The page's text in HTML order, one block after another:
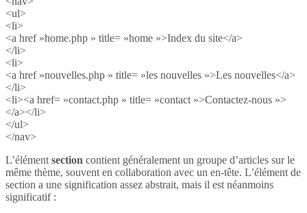
<ul>
<li>
<a href »home.php » title= »home »>Index du site</a>
</li>
<li>
<a href »nouvelles.php » title= »les nouvelles »>Les nouvelles</a>
</li>
<li><a href= »contact.php » title= »contact »>Contactez-nous »>
</a></li>
</ul>
</nav>
L’élément section contient généralement un groupe d’articles sur le
même thème, souvent en collaboration avec un en-tête. L’élément de
section a une signification assez abstrait, mais il est néanmoins
significatif :